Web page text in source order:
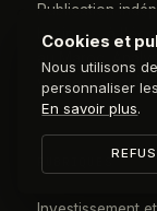
Publication
business, à
au Maroc.
vérifiées et
RUBRIQUES
Cookies et
Nous utilisons
personnaliser
En savoir plus.